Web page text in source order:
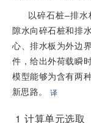
以碎石桩–排
隙水向碎石桩和排
心、排水板为外边
件，给出外荷载瞬
模型能够为含有两
新思路。
译
1 计算单元选取